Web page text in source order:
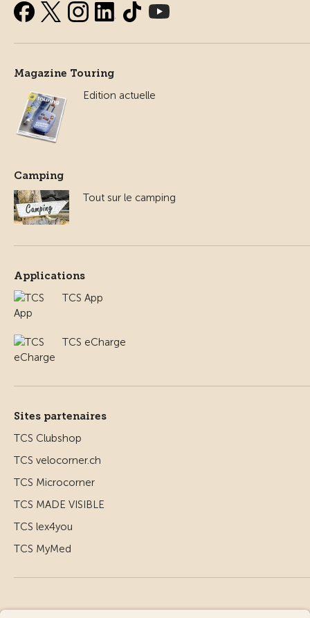
Magazine Touring
Edition actuelle
Camping
Tout sur le camping
Applications
TCS App
TCS eCharge
Sites partenaires
TCS Clubshop
TCS velocorner.ch
TCS Microcorner
TCS MADE VISIBLE
TCS lex4you
TCS MyMed